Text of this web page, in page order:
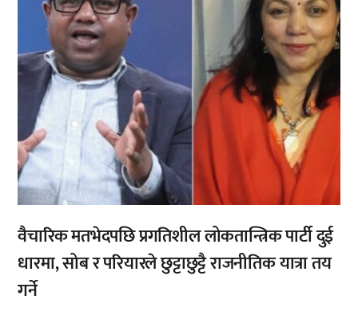
वैचारिक मतभेदपछि प्रगतिशील लोकतान्त्रिक पार्टी दुई
धारमा, सोब र परियारले छुट्टाछुट्टै राजनीतिक यात्रा तय
गर्ने